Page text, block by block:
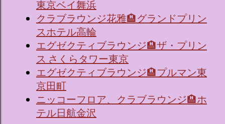
東京ベイ舞浜
クラブラウンジ花雅🏨グランドプリン
スホテル高輪
エグゼクティブラウンジ🏨ザ・プリン
ス さくらタワー東京
エグゼクティブラウンジ🏨プルマン東
京田町
ニッコーフロア、クラブラウンジ🏨ホ
テル日航金沢